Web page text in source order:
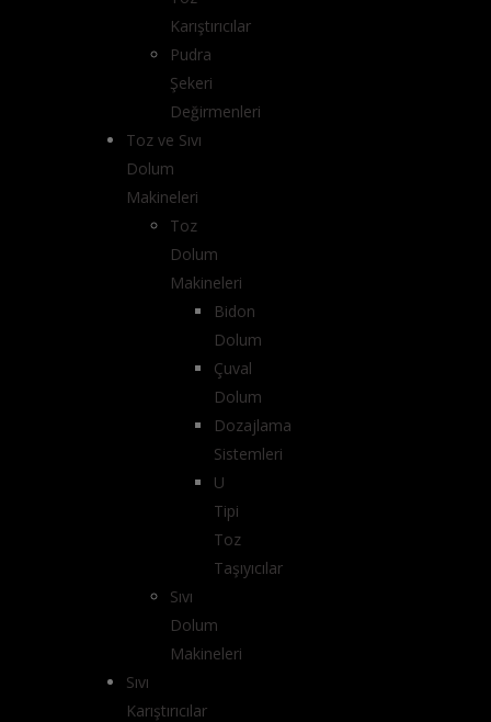
Karıştırıcılar
Pudra
Şekeri
Değirmenleri
Toz ve Sıvı
Dolum
Makineleri
Toz
Dolum
Makineleri
Bidon
Dolum
Çuval
Dolum
Dozajlama
Sistemleri
U
Tipi
Toz
Taşıyıcılar
Sıvı
Dolum
Makineleri
Sıvı
Karıştırıcılar